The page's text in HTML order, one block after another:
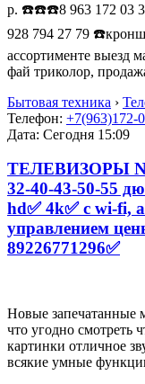
р. ☎️☎️☎️8 963 172 03
928 794 27 79
ассортименте выезд
фай триколор,
Бытовая техника ›
Телефон: +7(963)172-
Дата: Сегодня 15:09
ТЕЛЕВИЗОРЫ
32-40-43-50-55
hd✅ 4k✅ с wi-fi,
управлением
89226771296✅
Новые запечатанные
что угодно смотреть
картинки отличное
всякие умные